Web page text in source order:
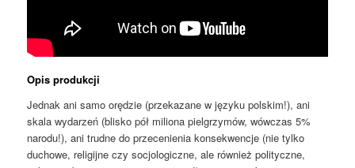
Opis produkcji
Jednak ani samo orędzie (przekazane w języku polskim!), ani
skala wydarzeń (blisko pół miliona pielgrzymów, wówczas 5%
narodu!), ani trudne do przecenienia konsekwencje (nie tylko
duchowe, religijne czy socjologiczne, ale również polityczne,